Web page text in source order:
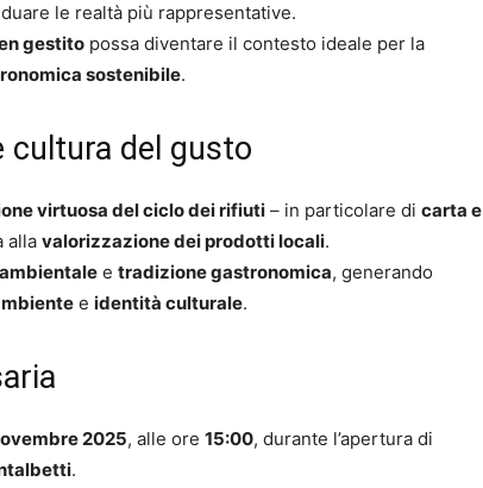
le realtà più rappresentative.
gestito possa diventare il contesto ideale per la
sostenibile.
cultura del gusto
virtuosa del ciclo dei rifiuti – in particolare di carta e
alla valorizzazione dei prodotti locali.
e tradizione gastronomica, generando
e identità culturale.
2025, alle ore 15:00, durante l’apertura di
.